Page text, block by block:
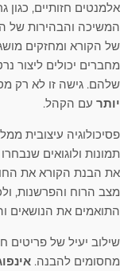
אלמנטים חזותיים, כגון
המשיכה והבהירות של
של הקורא ומחזקים
מחברים יכולים ליצור
שלהם. גישה זו לא רק
יותר עם הקהל.
פסיכולוגיה עיצובית
תמונות ולוגואים
את הבנת הקורא את
מצב הרוח והפרשנות,
התואמים את הנושאים
שילוב יעיל של פריטים
מחסומים להבנה.